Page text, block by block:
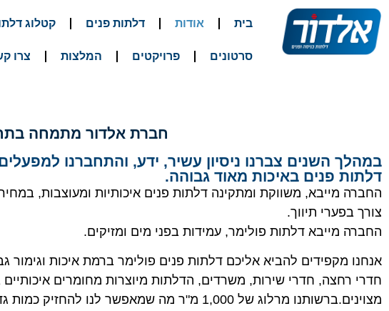
בית אודות דלתות פנים קטלוג
סרטונים פרויקטים המלצות צרו
חברת אלדור מתמחה בתחום
במהלך השנים צברנו ניסיון עשיר, ידע, והתחברנו
דלתות פנים באיכות מאוד גבוהה.
החברה מייבא, משווקת ומתקינה דלתות פנים איכותיות ומעוצבות,
צורך בפערי תיווך.
החברה מייבא דלתות פולימר, עמידות בפני מים ומזיקים.
אנחנו מקפידים להביא אליכם דלתות פנים פולימר ברמת איכות וגימור
חדרי רחצה, חדרי שירות, משרדים, הדלתות מיוצרות מחומרים
מצוינים.ברשותנו מרלוג של 1,000 מ"ר מה שמאפשר